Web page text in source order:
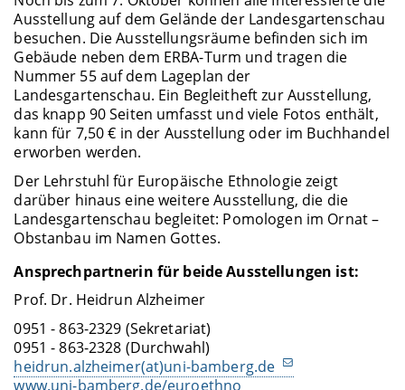
Ausstellung auf dem Gelände der Landesgartenschau
besuchen. Die Ausstellungsräume befinden sich im
Gebäude neben dem ERBA-Turm und tragen die
Nummer 55 auf dem Lageplan der
Landesgartenschau. Ein Begleitheft zur Ausstellung,
das knapp 90 Seiten umfasst und viele Fotos enthält,
kann für 7,50 € in der Ausstellung oder im Buchhandel
erworben werden.
Der Lehrstuhl für Europäische Ethnologie zeigt
darüber hinaus eine weitere Ausstellung, die die
Landesgartenschau begleitet: Pomologen im Ornat –
Obstanbau im Namen Gottes.
Ansprechpartnerin für beide Ausstellungen ist:
Prof. Dr. Heidrun Alzheimer
0951 - 863-2329 (Sekretariat)
0951 - 863-2328 (Durchwahl)
heidrun.alzheimer(at)uni-bamberg.de
www.uni-bamberg.de/euroethno